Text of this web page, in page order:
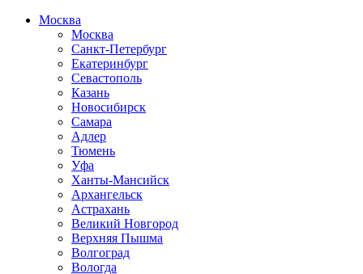
Москва
Москва
Санкт-Петербург
Екатеринбург
Севастополь
Казань
Новосибирск
Самара
Адлер
Тюмень
Уфа
Ханты-Мансийск
Архангельск
Астрахань
Великий Новгород
Верхняя Пышма
Волгоград
Вологда